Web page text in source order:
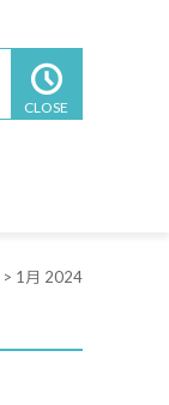
CLOSE
> 1月 2024